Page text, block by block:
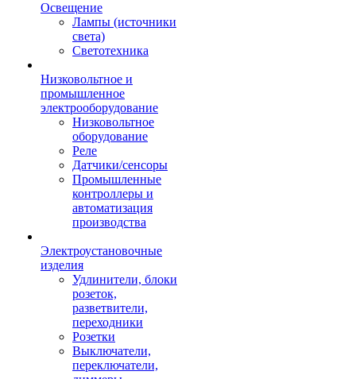
Освещение
Лампы (источники
света)
Светотехника
Низковольтное и
промышленное
электрооборудование
Низковольтное
оборудование
Реле
Датчики/сенсоры
Промышленные
контроллеры и
автоматизация
производства
Электроустановочные
изделия
Удлинители, блоки
розеток,
разветвители,
переходники
Розетки
Выключатели,
переключатели,